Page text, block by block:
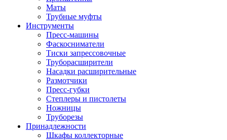
Маты
Трубные муфты
Инструменты
Пресс-машины
Фаскосниматели
Тиски запрессовочные
Труборасширители
Насадки расширительные
Размотчики
Пресс-губки
Степлеры и пистолеты
Ножницы
Труборезы
Принадлежности
Шкафы коллекторные